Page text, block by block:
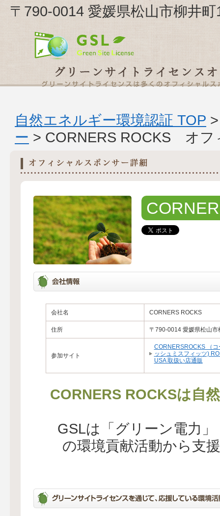
〒790-0014 愛媛県松山市柳井
自然エネルギー環境認証 TOP
ー > CORNERS ROCKS オフ
会社名 CORNERS ROCKS
住所 〒790-0014 愛媛県松山市
参加サイト
CORNERSROCKS （
ッシュミスフィッツ)
USA 取扱い店通販
CORNERS ROCKSは自
GSLは「グリーン電力
の環境貢献活動から支